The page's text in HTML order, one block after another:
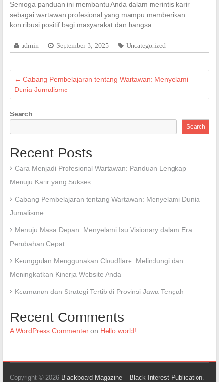
Semoga panduan ini membantu Anda dalam merintis karir
sebagai wartawan profesional yang mampu memberikan
kontribusi positif bagi masyarakat dan bangsa.
admin September 3, 2025 Uncategorized
← Cabang Pembelajaran tentang Wartawan: Menyelami
Dunia Jurnalisme
Search
Search
Recent Posts
Cara Menjadi Profesional Wartawan: Panduan Lengkap
Menuju Karir yang Sukses
Cabang Pembelajaran tentang Wartawan: Menyelami Dunia
Jurnalisme
Menuju Masa Depan: Menyelami Isu Visionary dalam Era
Perubahan Cepat
Keunggulan Menggunakan Cloudflare: Melindungi dan
Meningkatkan Kinerja Website Anda
Keamanan dan Strategi Tertib di Provinsi Jawa Tengah
Recent Comments
A WordPress Commenteron Hello world!
Copyright © 2026 Blackboard Magazine – Black Interest Publication.